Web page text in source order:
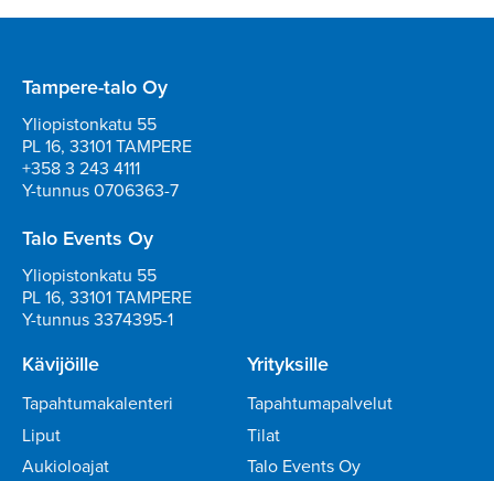
Tampere-talo Oy
Yliopistonkatu 55
PL 16, 33101 TAMPERE
+358 3 243 4111
Y-tunnus 0706363-7
Talo Events Oy
Yliopistonkatu 55
PL 16, 33101 TAMPERE
Y-tunnus 3374395-1
Kävijöille
Tapahtumakalenteri
Liput
Aukioloajat
Yrityksille
Tapahtumapalvelut
Tilat
Talo Events Oy